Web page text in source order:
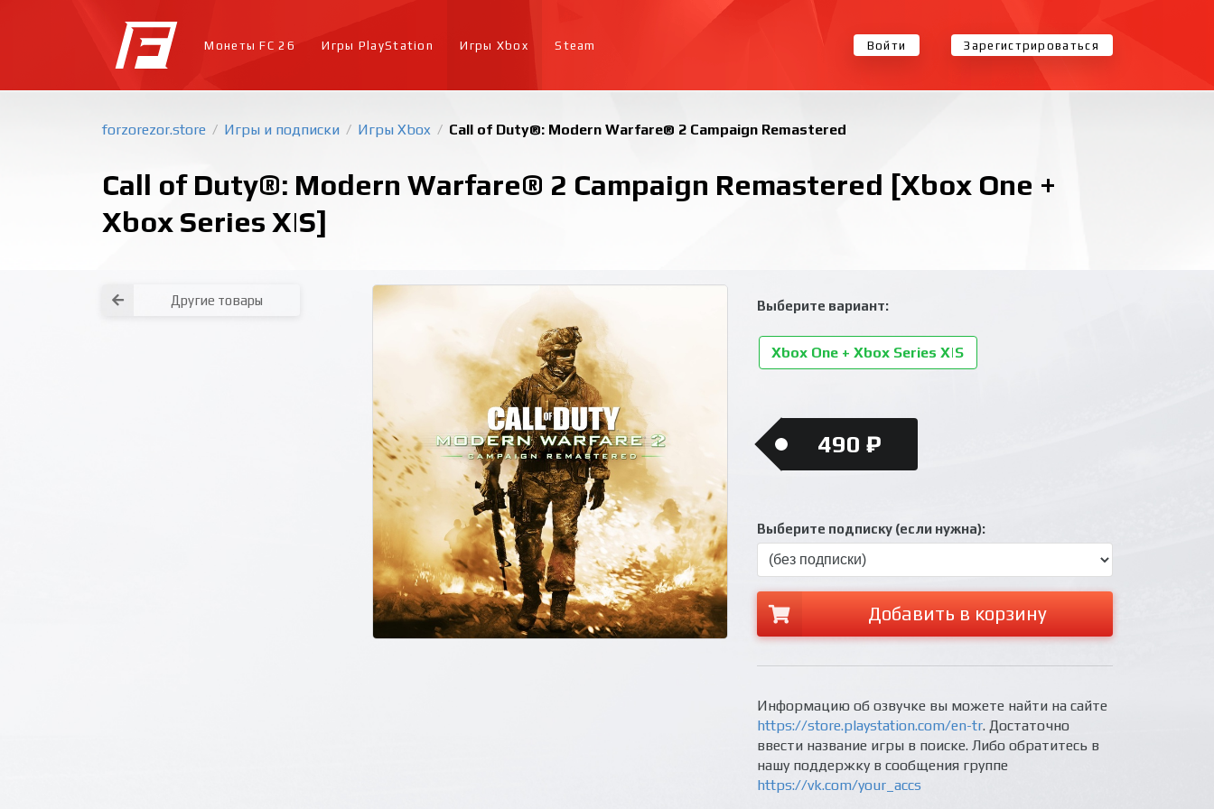
Монеты FC 26 Игры PlayStation Игры Xbox Steam Войти Зарегистрироваться
forzorezor.store / Игры и подписки / Игры Xbox / Call of Duty®: Modern Warfare® 2 Campaign Remastered
Call of Duty®: Modern Warfare® 2 Campaign Remastered [Xbox One +
Xbox Series X|S]
Другие товары Выберите вариант:
Xbox One + Xbox Series X|S
490 ₽
Выберите подписку (если нужна):
Добавить в корзину
Информацию об озвучке вы можете найти на сайте
https://store.playstation.com/en-tr. Достаточно
ввести название игры в поиске. Либо обратитесь в
нашу поддержку в сообщения группе
https://vk.com/your_accs